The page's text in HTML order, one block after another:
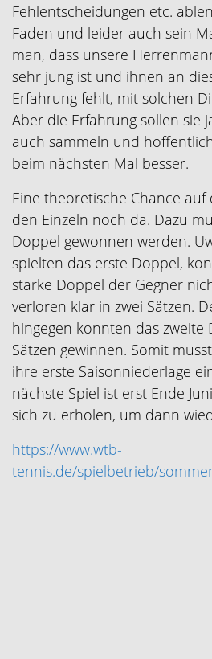
Fehlentscheidungen etc.
Faden und leider auch sein
man, dass unsere
sehr jung ist und ihnen an
Erfahrung fehlt, mit solchen
Aber die Erfahrung sollen sie
auch sammeln und
beim nächsten Mal besser.
Eine theoretische Chance auf
den Einzeln noch da. Dazu
Doppel gewonnen werden.
spielten das erste Doppel,
starke Doppel der Gegner
verloren klar in zwei Sätzen.
hingegen konnten das zweite
Sätzen gewinnen. Somit
ihre erste Saisonniederlage
nächste Spiel ist erst Ende
sich zu erholen, um dann
https://www.wtb-
tennis.de/spielbetrieb/